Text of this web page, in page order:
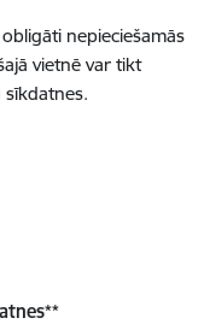
nepieciešamās
vietnē var tikt
**